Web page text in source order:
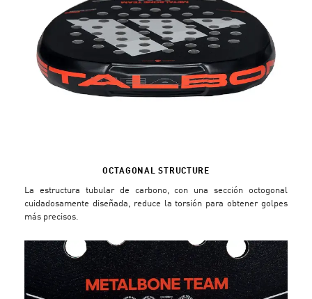
OCTAGONAL STRUCTURE
La estructura tubular de carbono, con una sección octogonal
cuidadosamente diseñada, reduce la torsión para obtener golpes
más precisos.